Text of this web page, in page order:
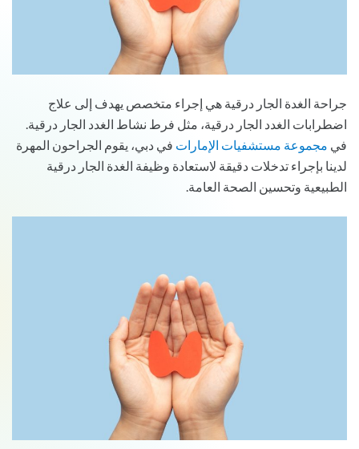
جراحة الغدة الجار درقية هي إجراء متخصص يهدف إلى علاج
اضطرابات الغدد الجار درقية، مثل فرط نشاط الغدد الجار درقية.
في مجموعة مستشفيات الإمارات في دبي، يقوم الجراحون المهرة
لدينا بإجراء تدخلات دقيقة لاستعادة وظيفة الغدة الجار درقية
الطبيعية وتحسين الصحة العامة.